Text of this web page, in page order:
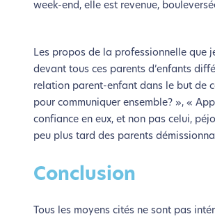
week-end, elle est revenue,
Les propos de la professionnelle que
devant tous ces parents d’enfants
relation parent-enfant dans le but de
pour communiquer ensemble? », «
confiance en eux, et non pas celui,
peu plus tard des parents
Conclusion
Tous les moyens cités ne sont pas